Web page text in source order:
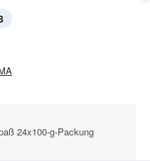
24x100-g-Packung